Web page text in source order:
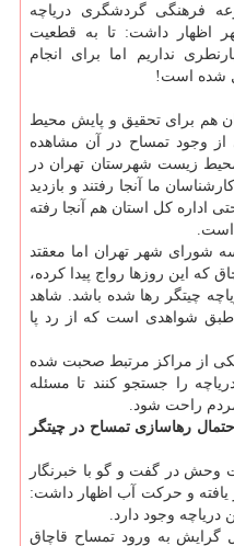
فرهنگی گردشگری دریاچه
اظهار داشت: تا به قطعیت
نداریم اما برای انجام
شده است!
هم برای تحقیق و پایش محیط
از وجود تمساح در آن مشاهده
زیست شهرستان تهران در
ما آنجا رفتند و بازدید
اداره کل استان هم آنجا رفته
است.
شورای شهر تهران اما معقتد
که این روزها رواج پیدا کرده،
چیتگر رها شده باشد. شاهد
طبق شواهدی است که از رد پا
از مراکز مرتبط صحبت شده
را جستجو کنند تا مسئله
راحت شود.
رهاسازی تمساح در چیتگر
وحش در گفت و گو با خبرنگار
یافته و حرکت آب اظهار داشت:
وجود دارد.
در حدود ۵ سال قبل گرایش به ورود تمساح قاچاق